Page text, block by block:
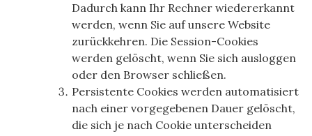
Dadurch kann Ihr Rechner wiedererkannt
werden, wenn Sie auf unsere Website
zurückkehren. Die Session-Cookies
werden gelöscht, wenn Sie sich ausloggen
oder den Browser schließen.
Persistente Cookies werden automatisiert
nach einer vorgegebenen Dauer gelöscht,
die sich je nach Cookie unterscheiden